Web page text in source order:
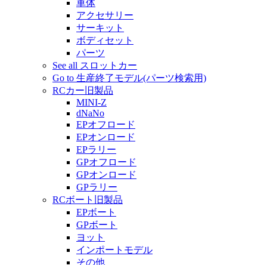
車体
アクセサリー
サーキット
ボディセット
パーツ
See all スロットカー
Go to 生産終了モデル(パーツ検索用)
RCカー旧製品
MINI-Z
dNaNo
EPオフロード
EPオンロード
EPラリー
GPオフロード
GPオンロード
GPラリー
RCボート旧製品
EPボート
GPボート
ヨット
インポートモデル
その他